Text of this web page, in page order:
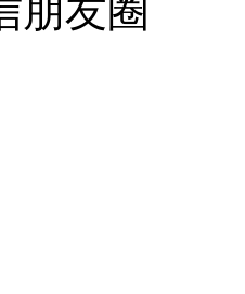
朋友圈